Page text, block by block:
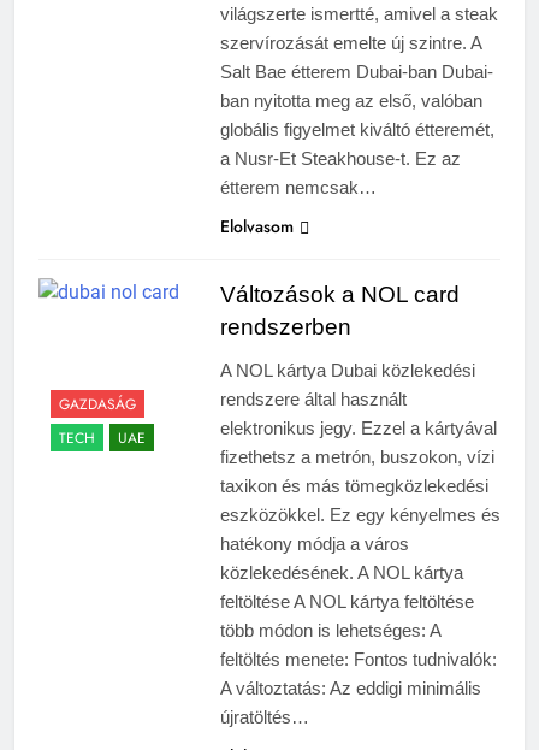
világszerte ismertté, amivel a steak
szervírozását emelte új szintre. A
Salt Bae étterem Dubai-ban Dubai-
ban nyitotta meg az első, valóban
globális figyelmet kiváltó étteremét,
a Nusr-Et Steakhouse-t. Ez az
étterem nemcsak…
Elolvasom
GAZDASÁG
TECH
UAE
Változások a NOL card
rendszerben
A NOL kártya Dubai közlekedési
rendszere által használt
elektronikus jegy. Ezzel a kártyával
fizethetsz a metrón, buszokon, vízi
taxikon és más tömegközlekedési
eszközökkel. Ez egy kényelmes és
hatékony módja a város
közlekedésének. A NOL kártya
feltöltése A NOL kártya feltöltése
több módon is lehetséges: A
feltöltés menete: Fontos tudnivalók:
A változtatás: Az eddigi minimális
újratöltés…